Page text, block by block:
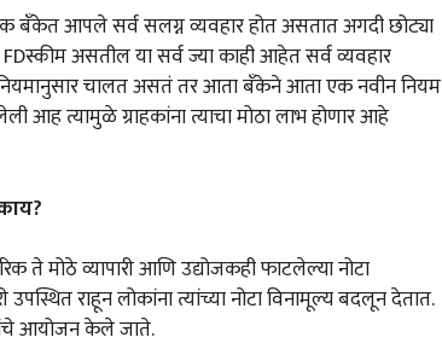
बँकेत आपले सर्व सलग्न व्यवहार होत असतात अगदी छोट्या
असतील या सर्व ज्या काही आहेत सर्व व्यवहार
चालत असतं तर आता बँकेने आता एक नवीन नियम
त्यामुळे ग्राहकांना त्याचा मोठा लाभ होणार आहे
मोठे व्यापारी आणि उद्योजकही फाटलेल्या नोटा
राहून लोकांना त्यांच्या नोटा विनामूल्य बदलून देतात.
आयोजन केले जाते.